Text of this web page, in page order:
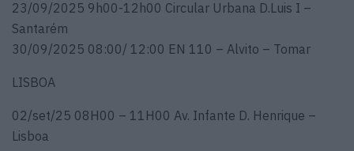
23/09/2025 9h00-12h00 Circular Urbana D.Luis I –
Santarém
30/09/2025 08:00/ 12:00 EN 110 – Alvito – Tomar
LISBOA
02/set/25 08H00 – 11H00 Av. Infante D. Henrique –
Lisboa